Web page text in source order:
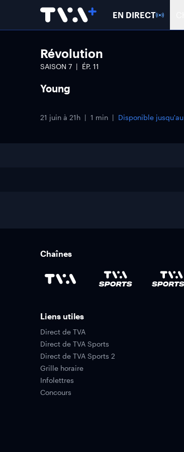
EN DIRECT
Révolution
SAISON 7 ÉP. 11
Young
21 juin à 21h 1 min Disponible jusqu'au
Chaînes
Liens utiles
Direct de TVA
Direct de TVA Sports
Direct de TVA Sports 2
Grille horaire
Infolettres
Concours